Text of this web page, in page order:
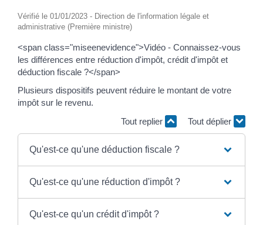
Vérifié le 01/01/2023 - Direction de l'information légale et
administrative (Première ministre)
<span class="miseenevidence">Vidéo - Connaissez-vous
les différences entre réduction d'impôt, crédit d'impôt et
déduction fiscale ?</span>
Plusieurs dispositifs peuvent réduire le montant de votre
impôt sur le revenu.
Tout replier
Tout déplier
Qu'est-ce qu'une déduction fiscale ?
Qu'est-ce qu'une réduction d'impôt ?
Qu'est-ce qu'un crédit d'impôt ?